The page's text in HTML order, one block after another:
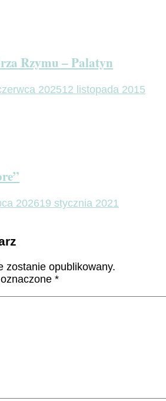
Rzymu – Palatyn
202512 listopada 2015
202619 stycznia 2021
zostanie opublikowany.
*